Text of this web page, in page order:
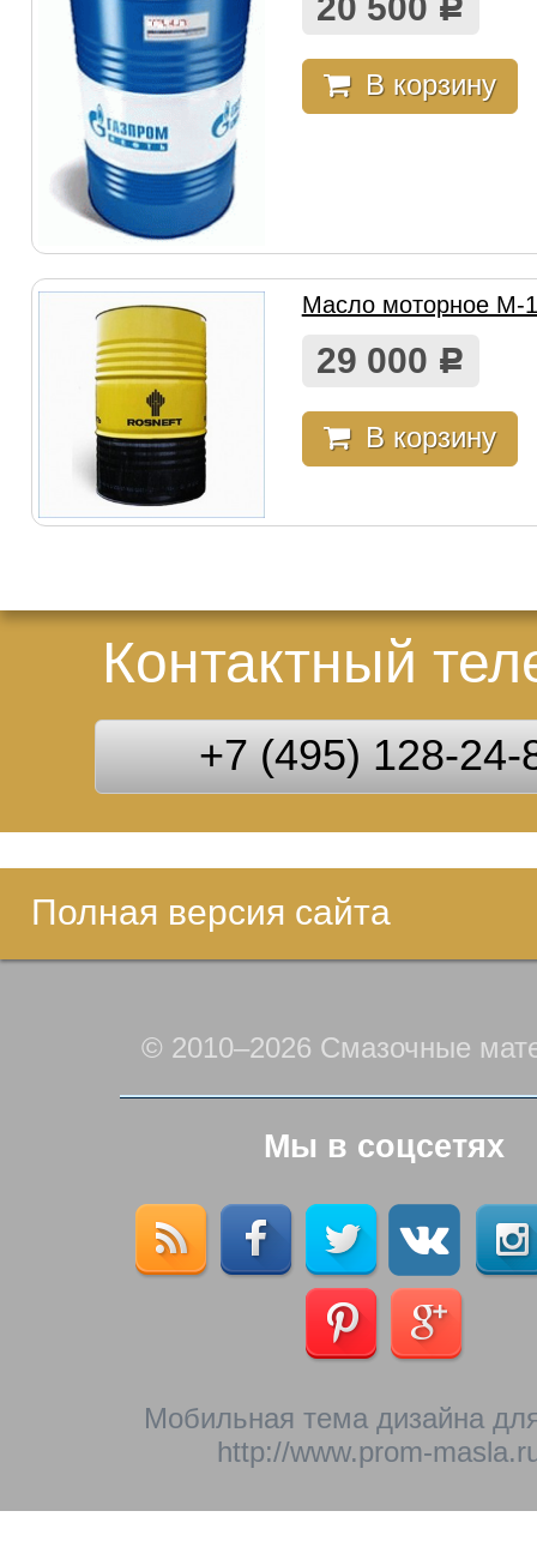
Р
В корзину
Масло моторное М-
29 000 Р
В корзину
Контактный
+7 (495) 128-24-
Полная версия сайта
© 2010–2026 Смазочные
Мы в соцсетях
Мобильная тема дизайна
http://www.prom-